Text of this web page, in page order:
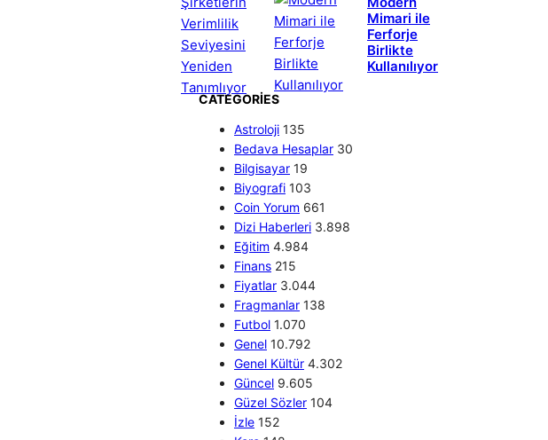
Mimari ile
Ferforje
Birlikte
Kullanılıyor
CATEGORIES
Astroloji 135
Bedava Hesaplar 30
Bilgisayar 19
Biyografi 103
Coin Yorum 661
Dizi Haberleri 3.898
Eğitim 4.984
Finans 215
Fiyatlar 3.044
Fragmanlar 138
Futbol 1.070
Genel 10.792
Genel Kültür 4.302
Güncel 9.605
Güzel Sözler 104
İzle 152